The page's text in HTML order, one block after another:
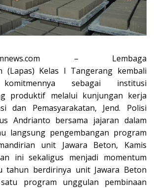
– Lembaga
(Lapas) Kelas I Tangerang kembali
komitmennya sebagai institusi
produktif melalui kunjungan kerja
dan Pemasyarakatan, Jend. Polisi
Andrianto bersama jajaran dalam
langsung pengembangan program
unit Jawara Beton, Kamis
ini sekaligus menjadi momentum
tahun berdirinya unit Jawara Beton
program unggulan pembinaan